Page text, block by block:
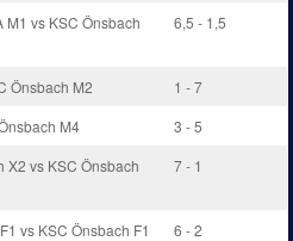
vs KSC Önsbach
6,5 - 1,5
Önsbach M2
1 - 7
M4
3 - 5
X2 vs KSC Önsbach
7 - 1
vs KSC Önsbach F1 6 - 2